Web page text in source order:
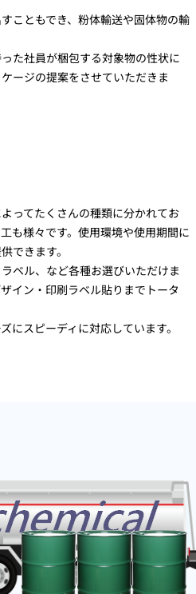
こともでき、粉体輸送や固体物の輸
た社員が梱包する対象物の性状に
ージの提案をさせていただきま
ってたくさんの種類に分かれてお
も様々です。使用環境や使用期間に
できます。
ベル、など各種お選びいただけま
イン・印刷ラベル貼りまでトータ
にスピーディに対応しています。